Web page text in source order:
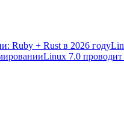
Ruby + Rust в 2026 году
Linux 7.0 проводит